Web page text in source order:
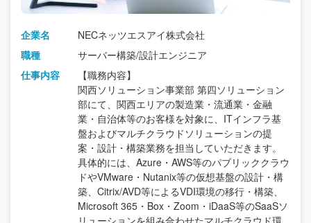
企業名
NECネッツエスアイ株式会社
職種
サーバー構築/設計エンジニア
仕事内容
【職務内容】
関西ソリューション事業部 第四ソリューション
部にて、関西エリアの製造業・流通業・金融
業・自治体等のお客様を対象に、ITインフラ基
盤およびマルチクラウドソリューションの提
案・設計・構築業務を担当していただきます。
具体的には、Azure・AWS等のパブリッククラウ
ドやVMware・Nutanix等の仮想基盤の設計・構
築、Citrix/AVD等によるVDI環境の移行・構築、
Microsoft 365・Box・Zoom・iDaaS等のSaaSソ